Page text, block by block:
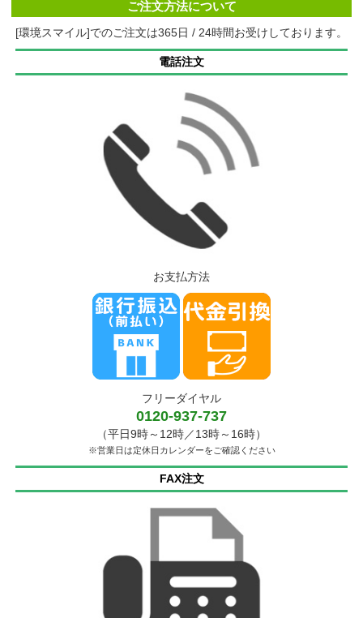
ご注文方法について
[環境スマイル]でのご注文は365日 / 24時間お受けしております。
電話注文
お支払方法
フリーダイヤル
0120-937-737
（平日9時～12時／13時～16時）
※営業日は定休日カレンダーをご確認ください
FAX注文